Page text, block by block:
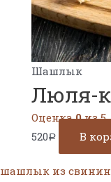
Шашлык
Люля-
Оценка0из 5
520Р В
шашлык из